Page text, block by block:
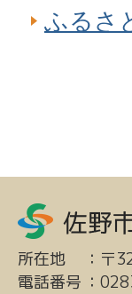
ふるさ
所在地 ： 〒
電話番号 ：